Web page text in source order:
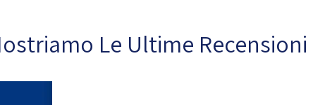
Le Ultime Recensioni